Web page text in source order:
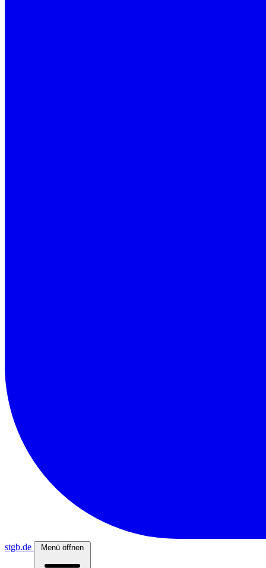
stgb.de Menü öffnen